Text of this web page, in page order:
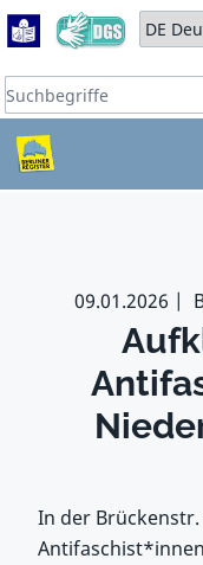
Zum Hauptbereich
Zum Hauptmenü
Sprache auswählen:
Suchbegriffe:
09.01.2026
In der